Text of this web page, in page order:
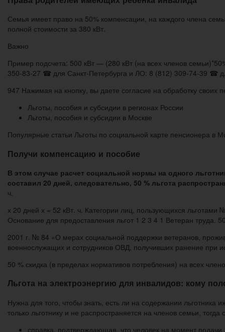
Семья имеет право на 50% компенсации, на каждого члена
полной стоимости за 380 кВт.
Важно
Пример подсчета: 500 кВт — (280 кВт (на всех членов
350-83-27 ☎ для Санкт-Петербурга и ЛО: 8 (812) 309-74-39 ☎
947 Нажимая на кнопку, вы даете согласие на обработку
Льготы, пособия и субсидии в регионах России
Льготы, пособия и субсидии в Москве
Популярные статьи Льготы по социальной карте пенсионера в
Получи компенсацию и пособие
В этом случае расчет социальной нормы на одного
составил 20 дней, следовательно, 50 % льгота
ч.
х 20 дней х = 52 кВт. ч. Категории лиц, пользующихся
Основание для предоставления льгот 1 2 3 4 1 Ветеран труда.
2001 г. № 84 «О мерах социальной поддержки ветеранов,
военнослужащих и сотрудников ОВД, получивших ранение при
50 % скидка (в пределах нормативов потребления) на всех
Льгота на электроэнергию для инвалидов: кому
Нужна для того, чтобы знать, есть ли на содержании льготника
только льготнику и не распространяется на членов семьи,
справка, подтверждающая, что человек на момент